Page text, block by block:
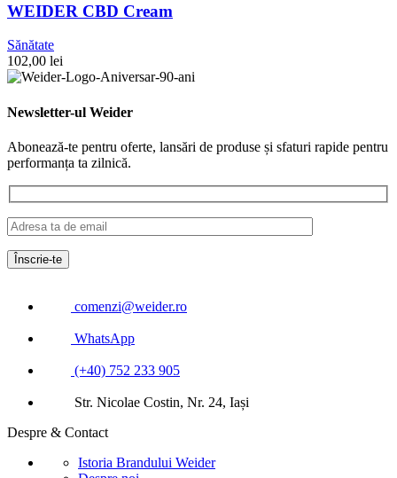
WEIDER CBD Cream
Sănătate
102,00 lei
Newsletter-ul Weider
Abonează-te pentru oferte, lansări de produse și sfaturi rapide pentru
performanța ta zilnică.
comenzi@weider.ro
WhatsApp
(+40) 752 233 905
Str. Nicolae Costin, Nr. 24, Iași
Despre & Contact
Istoria Brandului Weider